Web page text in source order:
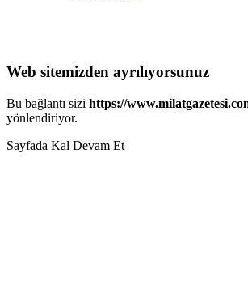
Web sitemizden ayrılıyorsunuz
Bu bağlantı sizi https://
yönlendiriyor.
Sayfada Kal Devam Et